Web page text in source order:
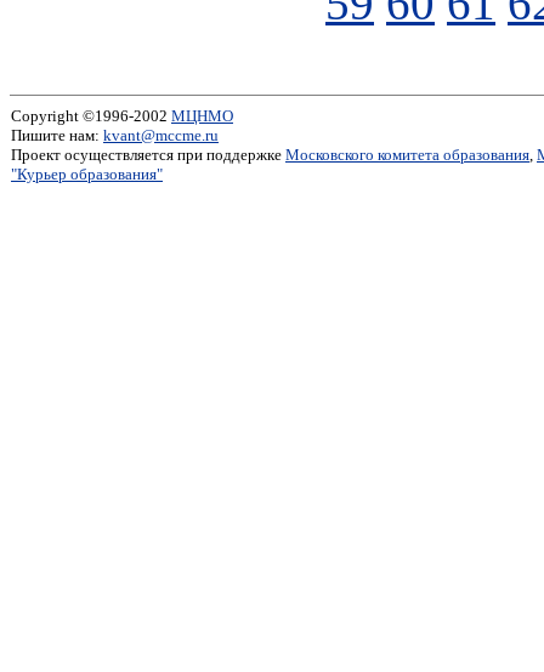
Copyright ©1996-2002 МЦНМО
Пишите нам: kvant@mccme.ru
Проект осуществляется при поддержке Московского комитета образования,
"Курьер образования"